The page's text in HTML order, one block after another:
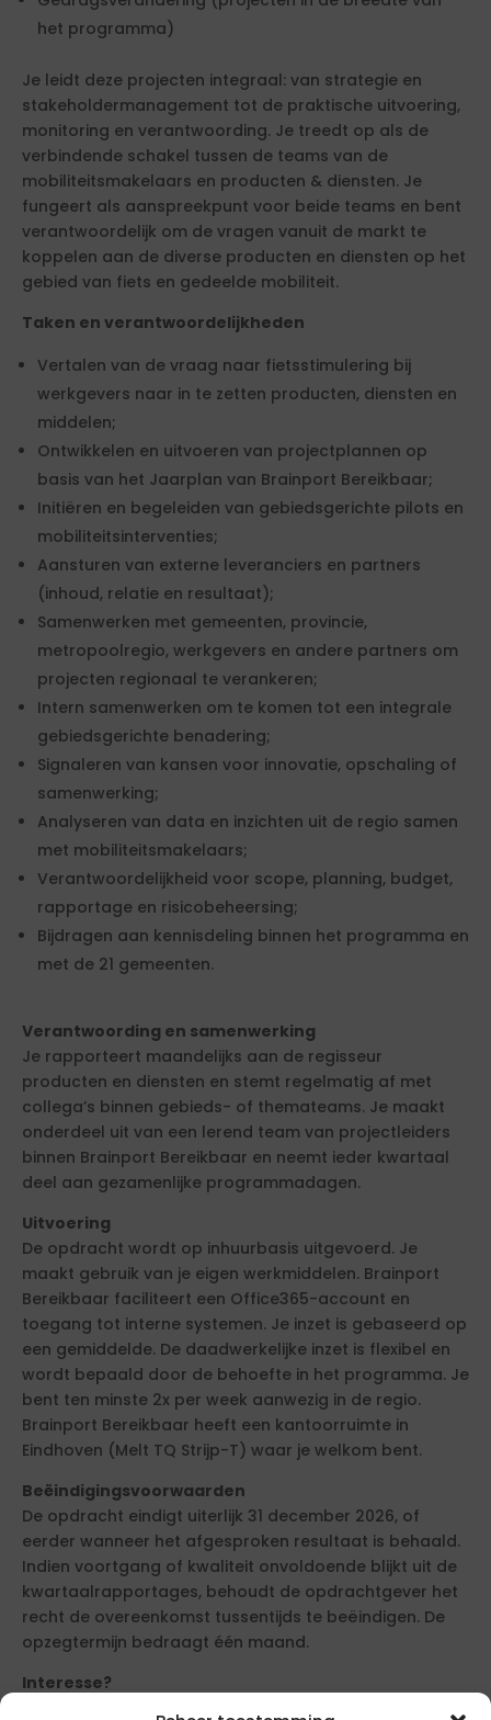
het programma)
Je leidt deze projecten integraal: van strategie en
stakeholdermanagement tot de praktische uitvoering,
monitoring en verantwoording. Je treedt op als de
verbindende schakel tussen de teams van de
mobiliteitsmakelaars en producten & diensten. Je
fungeert als aanspreekpunt voor beide teams en bent
verantwoordelijk om de vragen vanuit de markt te
koppelen aan de diverse producten en diensten op het
gebied van fiets en gedeelde mobiliteit.
Taken en verantwoordelijkheden
Vertalen van de vraag naar fietsstimulering bij
werkgevers naar in te zetten producten, diensten en
middelen;
Ontwikkelen en uitvoeren van projectplannen op
basis van het Jaarplan van Brainport Bereikbaar;
Initiëren en begeleiden van gebiedsgerichte pilots en
mobiliteitsinterventies;
Aansturen van externe leveranciers en partners
(inhoud, relatie en resultaat);
Samenwerken met gemeenten, provincie,
metropoolregio, werkgevers en andere partners om
projecten regionaal te verankeren;
Intern samenwerken om te komen tot een integrale
gebiedsgerichte benadering;
Signaleren van kansen voor innovatie, opschaling of
samenwerking;
Analyseren van data en inzichten uit de regio samen
met mobiliteitsmakelaars;
Verantwoordelijkheid voor scope, planning, budget,
rapportage en risicobeheersing;
Bijdragen aan kennisdeling binnen het programma en
met de 21 gemeenten.
Verantwoording en samenwerking
Je rapporteert maandelijks aan de regisseur
producten en diensten en stemt regelmatig af met
collega’s binnen gebieds- of themateams. Je maakt
onderdeel uit van een lerend team van projectleiders
binnen Brainport Bereikbaar en neemt ieder kwartaal
deel aan gezamenlijke programmadagen.
Uitvoering
De opdracht wordt op inhuurbasis uitgevoerd. Je
maakt gebruik van je eigen werkmiddelen. Brainport
Bereikbaar faciliteert een Office365-account en
toegang tot interne systemen. Je inzet is gebaseerd op
een gemiddelde. De daadwerkelijke inzet is flexibel en
wordt bepaald door de behoefte in het programma. Je
bent ten minste 2x per week aanwezig in de regio.
Brainport Bereikbaar heeft een kantoorruimte in
Eindhoven (Melt TQ Strijp-T) waar je welkom bent.
Beëindigingsvoorwaarden
De opdracht eindigt uiterlijk 31 december 2026, of
eerder wanneer het afgesproken resultaat is behaald.
Indien voortgang of kwaliteit onvoldoende blijkt uit de
kwartaalrapportages, behoudt de opdrachtgever het
recht de overeenkomst tussentijds te beëindigen. De
opzegtermijn bedraagt één maand.
Interesse?